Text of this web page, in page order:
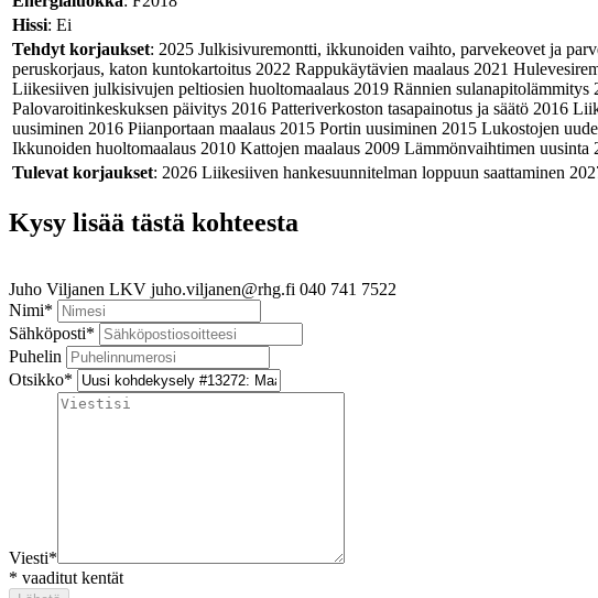
Hissi: Ei
Tehdyt korjaukset: 2025 Julkisivuremontti, ikkunoiden vaihto, parvekeovet ja
peruskorjaus, katon kuntokartoitus 2022 Rappukäytävien maalaus 2021
Liikesiiven julkisivujen peltiosien huoltomaalaus 2019 Rännien
Palovaroitinkeskuksen päivitys 2016 Patteriverkoston tasapainotus ja säätö 2016
uusiminen 2016 Piianportaan maalaus 2015 Portin uusiminen 2015 Lukostojen
Ikkunoiden huoltomaalaus 2010 Kattojen maalaus 2009 Lämmönvaihtimen uusinta
Tulevat korjaukset: 2026 Liikesiiven hankesuunnitelman loppuun saattaminen
Kysy lisää tästä kohteesta
Juho Viljanen LKV juho.viljanen@rhg.fi 040 741 7522
Nimi*
Sähköposti*
Puhelin
Otsikko*
Viesti*
* vaaditut kentät